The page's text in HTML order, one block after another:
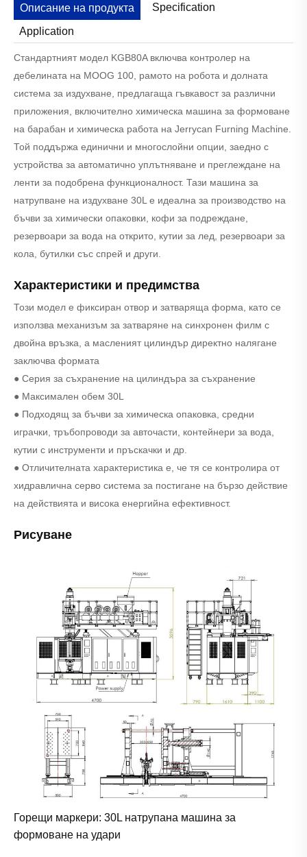
Описание на продукта Specification
Application
Стандартният модел KGB80A включва контролер на
дебелината на MOOG 100, рамото на робота и долната
система за издухване, предлагаща гъвкавост за различни
приложения, включително химическа машина за формоване
на барабан и химическа работа на Jerrycan Furning Machine.
Той поддържа единични и многослойни опции, заедно с
устройства за автоматично уплътняване и преглеждане на
ленти за подобрена функционалност. Тази машина за
натрупване на издухване 30L е идеална за производство на
бъчви за химически опаковки, кофи за подреждане,
резервоари за вода на открито, кутии за лед, резервоари за
кола, бутилки със спрей и други.
Характеристики и предимства
Този модел е фиксиран отвор и затваряща форма, като се
използва механизъм за затваряне на синхронен филм с
двойна връзка, а масленият цилиндър директно налягане
заключва формата
● Серия за съхранение на цилиндъра за съхранение
● Максимален обем 30L
● Подходящ за бъчви за химическа опаковка, средни
играчки, тръбопроводи за авточасти, контейнери за вода,
кутии с инструменти и пръскачки и др.
● Отличителната характеристика е, че тя се контролира от
хидравлична серво система за постигане на бързо действие
на действията и висока енергийна ефективност.
Рисуване
Горещи маркери: 30L натрупана машина за
формоване на удари